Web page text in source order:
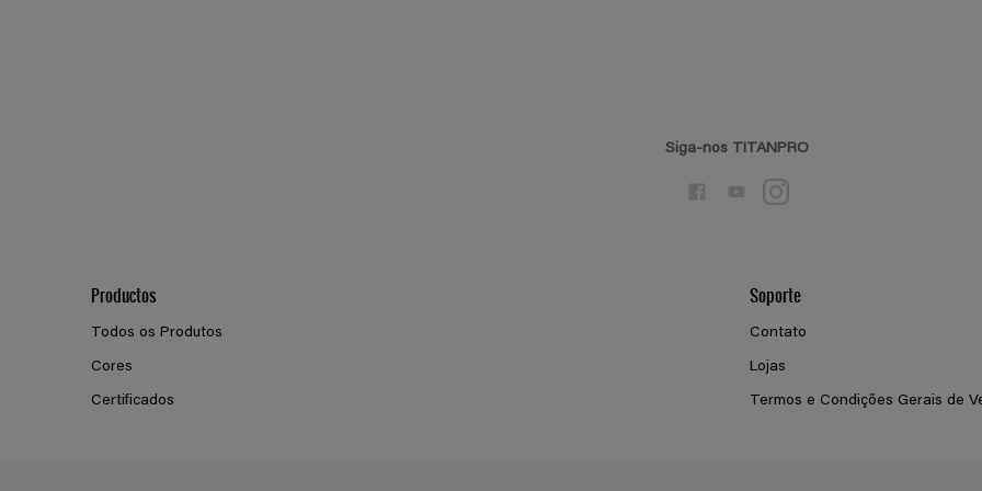
Siga-nos TITANPRO
Productos
Todos os Produtos
Cores
Certificados
Soporte
Contato
Lojas
Termos e Condições Gerais de